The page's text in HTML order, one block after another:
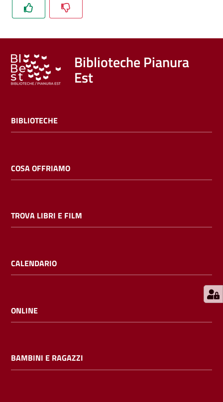
libri
film
Calendario
Bambini
E
l
i
cataloghi
Biblioteche Pianura
Est
BIBLIOTECHE
COSA OFFRIAMO
TROVA LIBRI E FILM
CALENDARIO
ONLINE
BAMBINI E RAGAZZI